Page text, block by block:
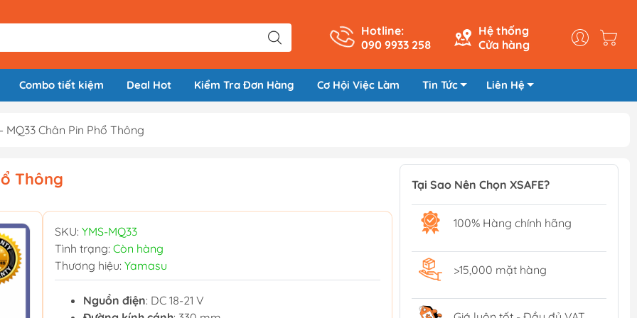
Hotline:
090 9933 258
Hệ thống
Cửa hàng
Combo tiết kiệm Deal Hot Kiểm Tra Đơn Hàng Cơ Hội Việc Làm Tin Tức Liên Hệ
MQ33 Chân Pin Phổ Thông
Thông
SKU: YMS-MQ33
Tình trạng: Còn hàng
Thương hiệu: Yamasu
Nguồn điện: DC 18-21 V
Tại Sao Nên Chọn XSAFE?
100% Hàng chính hãng
>15,000 mặt hàng